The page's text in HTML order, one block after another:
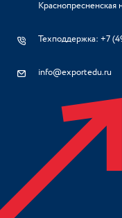
Краснопресненская
Техподдержка: +7
info@exportedu.ru